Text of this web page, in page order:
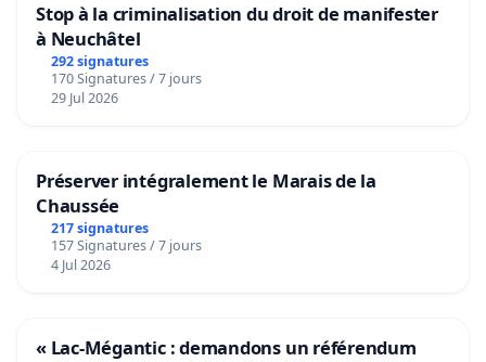
Stop à la criminalisation du droit de manifester
à Neuchâtel
292 signatures
170 Signatures / 7 jours
29 Jul 2026
Préserver intégralement le Marais de la
Chaussée
217 signatures
157 Signatures / 7 jours
4 Jul 2026
« Lac-Mégantic : demandons un référendum